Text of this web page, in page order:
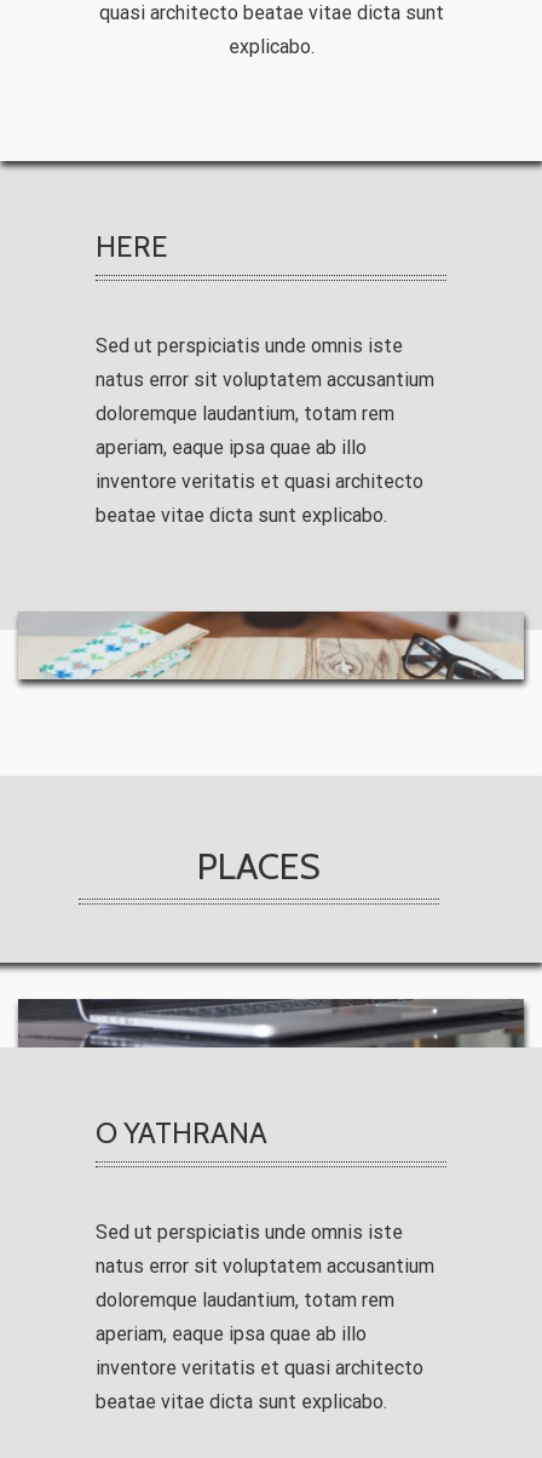
quasi architecto beatae vitae dicta sunt
explicabo.
HERE
Sed ut perspiciatis unde omnis iste
natus error sit voluptatem accusantium
doloremque laudantium, totam rem
aperiam, eaque ipsa quae ab illo
inventore veritatis et quasi architecto
beatae vitae dicta sunt explicabo.
PLACES
O YATHRANA
Sed ut perspiciatis unde omnis iste
natus error sit voluptatem accusantium
doloremque laudantium, totam rem
aperiam, eaque ipsa quae ab illo
inventore veritatis et quasi architecto
beatae vitae dicta sunt explicabo.